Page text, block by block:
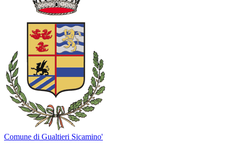
Comune di Gualtieri Sicamino'